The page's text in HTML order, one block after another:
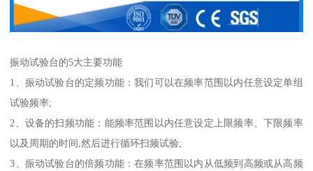
振动试验台的5大主要功能
1、振动试验台的定频功能：我们可以在频率范围以内任意设定单组
试验频率;
2、设备的扫频功能：能频率范围以内任意设定上限频率、下限频率
以及周期的时间,然后进行循环扫频试验;
3、振动试验台的倍频功能：在频率范围以内从低频到高频或从高频